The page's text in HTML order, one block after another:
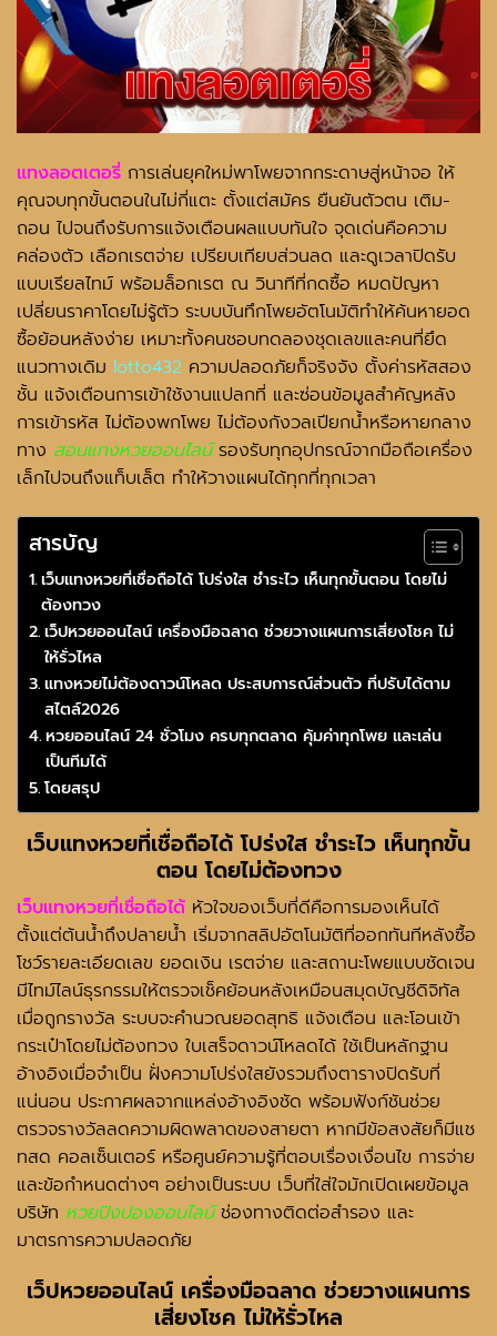
แทงลอตเตอรี่ การเล่นยุคใหม่พาโพยจากกระดาษสู่หน้าจอ ให้
คุณจบทุกขั้นตอนในไม่กี่แตะ ตั้งแต่สมัคร ยืนยันตัวตน เติม-
ถอน ไปจนถึงรับการแจ้งเตือนผลแบบทันใจ จุดเด่นคือความ
คล่องตัว เลือกเรตจ่าย เปรียบเทียบส่วนลด และดูเวลาปิดรับ
แบบเรียลไทม์ พร้อมล็อกเรต ณ วินาทีที่กดซื้อ หมดปัญหา
เปลี่ยนราคาโดยไม่รู้ตัว ระบบบันทึกโพยอัตโนมัติทำให้ค้นหายอด
ซื้อย้อนหลังง่าย เหมาะทั้งคนชอบทดลองชุดเลขและคนที่ยึด
แนวทางเดิม lotto432 ความปลอดภัยก็จริงจัง ตั้งค่ารหัสสอง
ชั้น แจ้งเตือนการเข้าใช้งานแปลกที่ และซ่อนข้อมูลสำคัญหลัง
การเข้ารหัส ไม่ต้องพกโพย ไม่ต้องกังวลเปียกน้ำหรือหายกลาง
ทาง สอนแทงหวยออนไลน์ รองรับทุกอุปกรณ์จากมือถือเครื่อง
เล็กไปจนถึงแท็บเล็ต ทำให้วางแผนได้ทุกที่ทุกเวลา
สารบัญ
เว็บแทงหวยที่เชื่อถือได้ โปร่งใส ชำระไว เห็นทุกขั้นตอน โดยไม่
ต้องทวง
เว็ปหวยออนไลน์ เครื่องมือฉลาด ช่วยวางแผนการเสี่ยงโชค ไม่
ให้รั่วไหล
แทงหวยไม่ต้องดาวน์โหลด ประสบการณ์ส่วนตัว ที่ปรับได้ตาม
สไตล์2026
หวยออนไลน์ 24 ชั่วโมง ครบทุกตลาด คุ้มค่าทุกโพย และเล่น
เป็นทีมได้
โดยสรุป
เว็บแทงหวยที่เชื่อถือได้โปร่งใส ชำระไว เห็นทุกขั้น
ตอน โดยไม่ต้องทวง
เว็บแทงหวยที่เชื่อถือได้ หัวใจของเว็บที่ดีคือการมองเห็นได้
ตั้งแต่ต้นน้ำถึงปลายน้ำ เริ่มจากสลิปอัตโนมัติที่ออกทันทีหลังซื้อ
โชว์รายละเอียดเลข ยอดเงิน เรตจ่าย และสถานะโพยแบบชัดเจน
มีไทม์ไลน์ธุรกรรมให้ตรวจเช็คย้อนหลังเหมือนสมุดบัญชีดิจิทัล
เมื่อถูกรางวัล ระบบจะคำนวณยอดสุทธิ แจ้งเตือน และโอนเข้า
กระเป๋าโดยไม่ต้องทวง ใบเสร็จดาวน์โหลดได้ ใช้เป็นหลักฐาน
อ้างอิงเมื่อจำเป็น ฝั่งความโปร่งใสยังรวมถึงตารางปิดรับที่
แน่นอน ประกาศผลจากแหล่งอ้างอิงชัด พร้อมฟังก์ชันช่วย
ตรวจรางวัลลดความผิดพลาดของสายตา หากมีข้อสงสัยก็มีแช
ทสด คอลเซ็นเตอร์ หรือศูนย์ความรู้ที่ตอบเรื่องเงื่อนไข การจ่าย
และข้อกำหนดต่างๆ อย่างเป็นระบบ เว็บที่ใส่ใจมักเปิดเผยข้อมูล
บริษัท หวยปิงปองออนไลน์ช่องทางติดต่อสำรอง และ
มาตรการความปลอดภัย
เว็ปหวยออนไลน์ เครื่องมือฉลาด ช่วยวางแผนการ
เสี่ยงโชค ไม่ให้รั่วไหล